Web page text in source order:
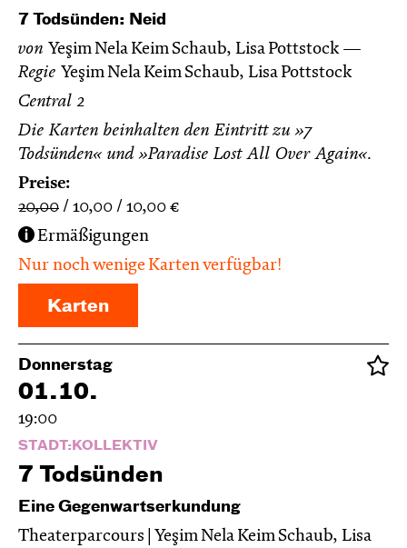
7 Todsünden: Neid
von Yeşim Nela Keim Schaub, Lisa Pottstock
Regie Yeşim Nela Keim Schaub, Lisa Pottstock
Central 2
Die Karten beinhalten den Eintritt zu »7
Todsünden« und »Paradise Lost All Over Again«.
Preise:
20,00
10,00 10,00 €
Ermäßigungen
Nur noch wenige Karten verfügbar!
Karten
Donnerstag
01.10.
19:00
STADT:KOLLEKTIV
7 Todsünden
Eine Gegenwartserkundung
Theaterparcours | Yeşim Nela Keim Schaub, Lisa